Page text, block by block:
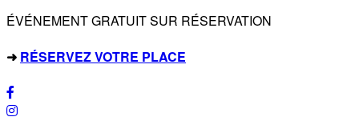
ÉVÉNEMENT GRATUIT SUR RÉSERVATION
➜ RÉSERVEZ VOTRE PLACE